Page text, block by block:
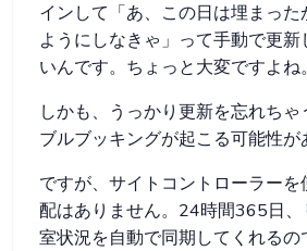
インして「あ、この日は埋まっ
ようにしなきゃ」って手動で更
いんです。ちょっと大変ですよね。
しかも、うっかり更新を忘れちゃ
ブルブッキングが起こる可能性が
ですが、サイトコントローラー
配はありません。24時間365日
室状況を自動で同期してくれるの